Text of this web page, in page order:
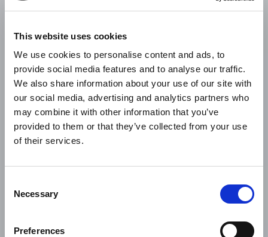
This website uses cookies
We use cookies to personalise content and ads, to
provide social media features and to analyse our traffic.
We also share information about your use of our site with
our social media, advertising and analytics partners who
may combine it with other information that you’ve
provided to them or that they’ve collected from your use
of their services.
Selection
Necessary
Preferences